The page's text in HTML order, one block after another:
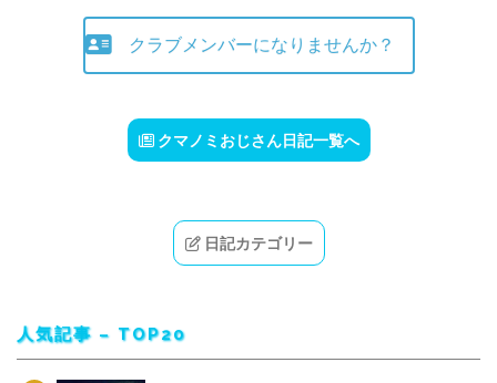
クラブメンバーになりませんか？
クマノミおじさん日記一覧へ
日記カテゴリー
人気記事 – TOP20